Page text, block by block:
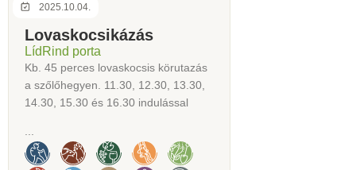
2025.10.04.
Lovaskocsikázás
LídRind porta
Kb. 45 perces lovaskocsis körutazás
a szőlőhegyen. 11.30, 12.30, 13.30,
14.30, 15.30 és 16.30 indulással
...